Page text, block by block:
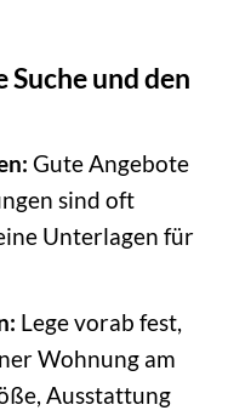
und den
Gute Angebote
sind oft
Unterlagen für
Lege vorab fest,
Wohnung am
Ausstattung